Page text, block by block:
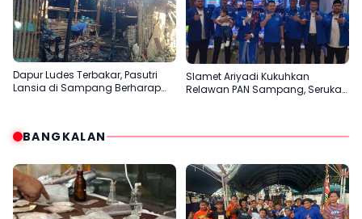
Dapur Ludes Terbakar, Pasutri
Lansia di Sampang Berharap
Slamet Ariyadi Kukuhkan
Relawan PAN Sampang, Serukan
BANGKALAN